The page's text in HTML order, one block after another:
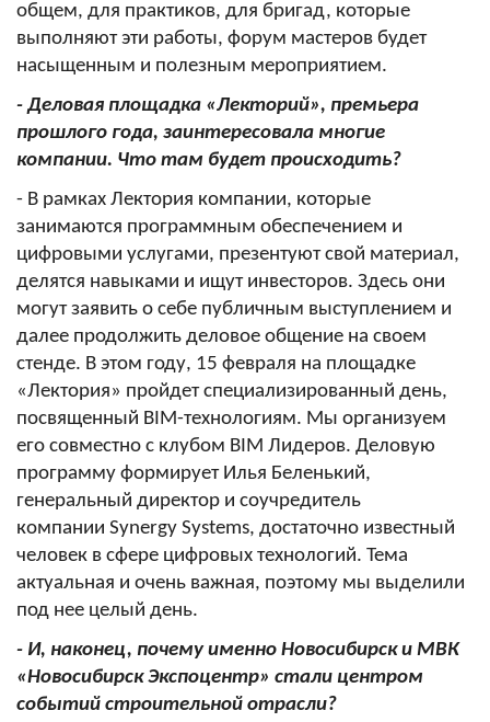
общем, для практиков, для бригад, которые
выполняют эти работы, форум мастеров будет
насыщенным и полезным мероприятием.
- Деловая площадка «Лекторий», премьера
прошлого года, заинтересовала многие
компании. Что там будет происходить?
- В рамках Лектория компании, которые
занимаются программным обеспечением и
цифровыми услугами, презентуют свой материал,
делятся навыками и ищут инвесторов. Здесь они
могут заявить о себе публичным выступлением и
далее продолжить деловое общение на своем
стенде. В этом году, 15 февраля на площадке
«Лектория» пройдет специализированный день,
посвященный BIM-технологиям. Мы организуем
его совместно с клубом BIM Лидеров. Деловую
программу формирует Илья Беленький,
генеральный директор и соучредитель
компании Synergy Systems, достаточно известный
человек в сфере цифровых технологий. Тема
актуальная и очень важная, поэтому мы выделили
под нее целый день.
- И, наконец, почему именно Новосибирск и МВК
«Новосибирск Экспоцентр» стали центром
событий строительной отрасли?